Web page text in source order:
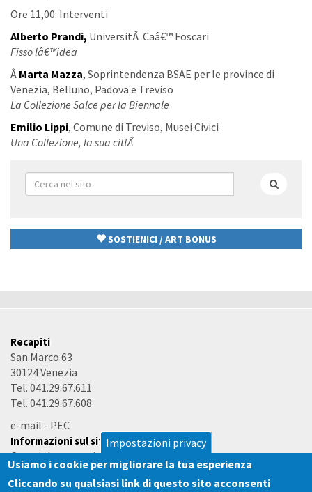
Impostazioni privacy
Usiamo i cookie per migliorare la tua esperienza
Cliccando su qualsiasi link di questo sito acconsenti
Ore 11,00: Interventi
Alberto Prandi, UniversitÃ Caâ€™ Foscari
Fisso lâ€™idea
Â Marta Mazza, Soprintendenza BSAE per le province di
Venezia, Belluno, Padova e Treviso
La Collezione Salce per la Biennale
Emilio Lippi, Comune di Treviso, Musei Civici
Una Collezione, la sua cittÃ
Form
di
SOSTIENICI / ART BONUS
Recapiti
San Marco 63
30124 Venezia
Tel. 041.29.67.611
Tel. 041.29.67.608
e-mail - PEC
Informazioni sul sito
Copyright e termini d'uso
Accessibilità